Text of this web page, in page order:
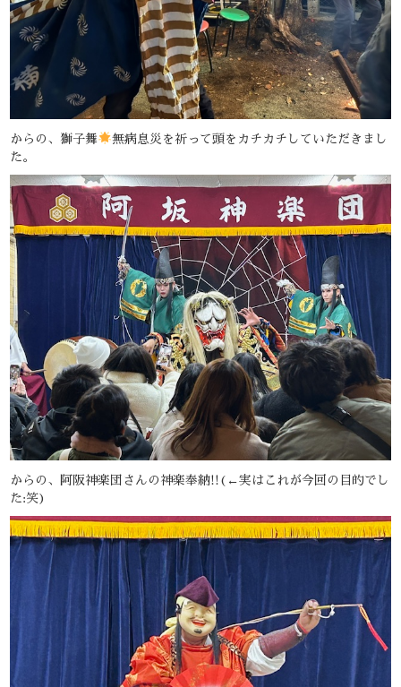
からの、獅子舞
無病息災を祈って頭をカチカチしていただきまし
た。
からの、阿阪神楽団さんの神楽奉納!!(←実はこれが今回の目的でし
た:笑)